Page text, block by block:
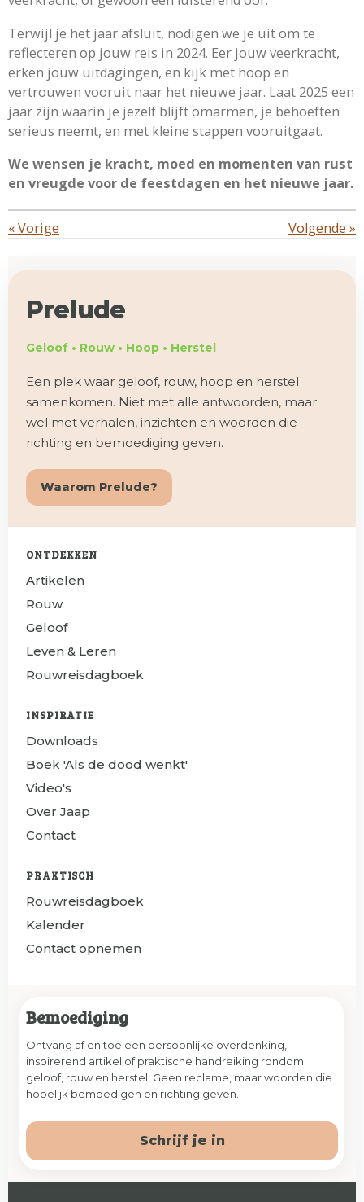
Terwijl je het jaar afsluit, nodigen we je uit om te
reflecteren op jouw reis in 2024. Eer jouw veerkracht,
erken jouw uitdagingen, en kijk met hoop en
vertrouwen vooruit naar het nieuwe jaar. Laat 2025 een
jaar zijn waarin je jezelf blijft omarmen, je behoeften
serieus neemt, en met kleine stappen vooruitgaat.
We wensen je kracht, moed en momenten van rust
en vreugde voor de feestdagen en het nieuwe jaar.
«Vorige Volgende »
Prelude
Geloof • Rouw • Hoop • Herstel
Een plek waar geloof, rouw, hoop en herstel
samenkomen. Niet met alle antwoorden, maar
wel met verhalen, inzichten en woorden die
richting en bemoediging geven.
Waarom Prelude?
ONTDEKKEN
Artikelen
Rouw
Geloof
Leven & Leren
Rouwreisdagboek
INSPIRATIE
Downloads
Boek 'Als de dood wenkt'
Video's
Over Jaap
Contact
PRAKTISCH
Rouwreisdagboek
Kalender
Contact opnemen
Bemoediging
Ontvang af en toe een persoonlijke overdenking,
inspirerend artikel of praktische handreiking rondom
geloof, rouw en herstel. Geen reclame, maar woorden die
hopelijk bemoedigen en richting geven.
Schrijf je in